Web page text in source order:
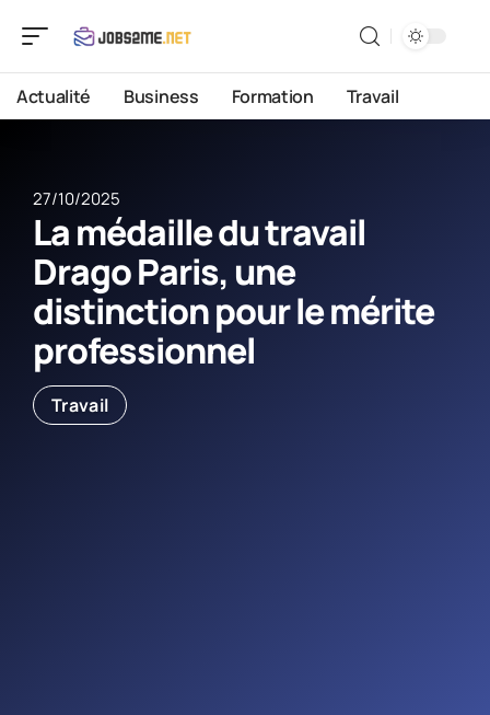
Actualité Business Formation Travail
27/10/2025
La médaille du travail
Drago Paris, une
distinction pour le mérite
professionnel
Travail